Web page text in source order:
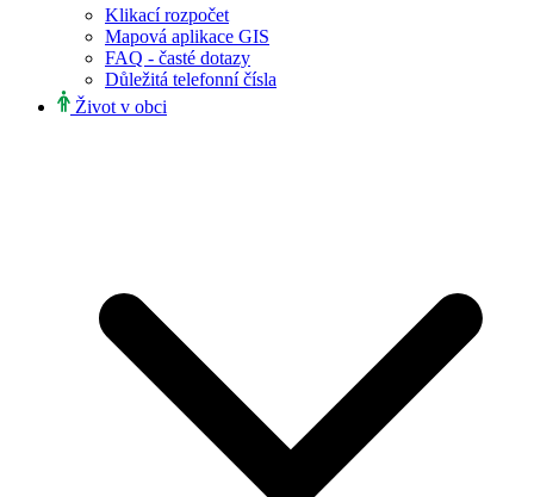
Klikací rozpočet
Mapová aplikace GIS
FAQ - časté dotazy
Důležitá telefonní čísla
Život v obci